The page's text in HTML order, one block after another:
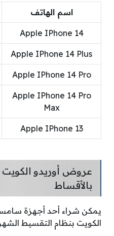
اسم الهاتف
Apple IPhone 14
Apple IPhone 14 Plus
Apple IPhone 14 Pro
Apple IPhone 14 Pro
Max
Apple IPhone 13
بالأقساط
يمكن شراء أحد أجهزة
الكويت بنظام التقسيط